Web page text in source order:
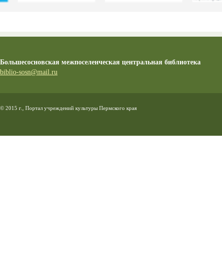
Большесосновская межпоселенческая центральная библиотека
biblio-sosn@mail.ru
© 2015 г., Портал учреждений культуры Пермского края